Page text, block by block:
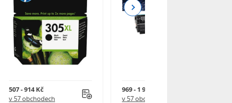
507 - 914 Kč
v 57 obchodech
969 - 1 918 Kč
v 57 obchodech
Next